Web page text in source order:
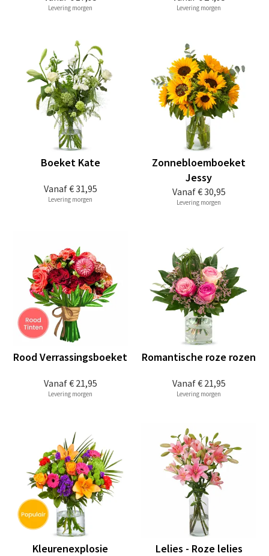
Levering morgen Levering morgen
Vanaf€ 31,95
Boeket Kate
Levering morgen
Vanaf€ 30,95
Zonnebloemboeket
Jessy
Levering morgen
Vanaf€ 21,95
Rood Verrassingsboeket
Levering morgen
Vanaf€ 21,95
Romantische roze rozen
Levering morgen
Kleurenexplosie Lelies - Roze lelies